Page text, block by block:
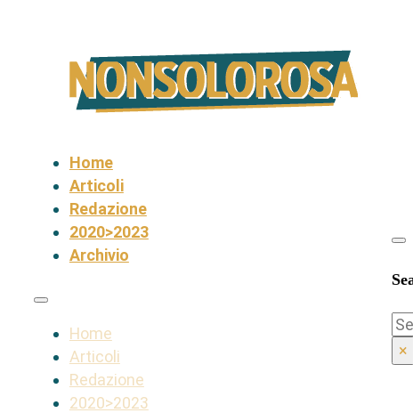
Home
Articoli
Redazione
2020>2023
Archivio
Home
Articoli
Redazione
2020>2023
×